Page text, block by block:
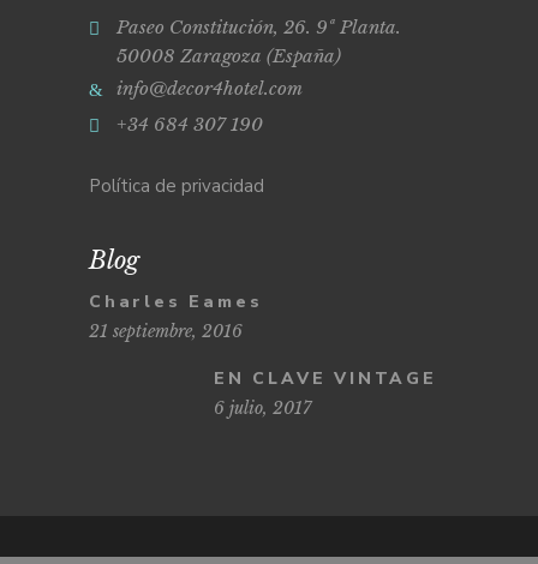
Paseo Constitución, 26. 9ª Planta.
50008 Zaragoza (España)
info@decor4hotel.com
+34 684 307 190
Política de privacidad
Blog
Charles Eames
21 septiembre, 2016
EN CLAVE VINTAGE
6 julio, 2017